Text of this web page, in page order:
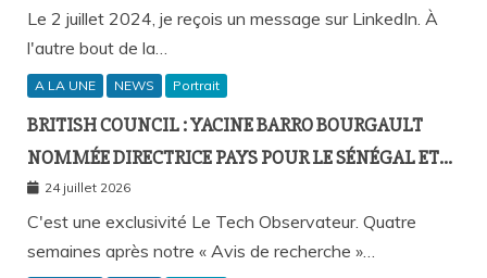
Le 2 juillet 2024, je reçois un message sur LinkedIn. À
l'autre bout de la…
A LA UNE NEWS Portrait
BRITISH COUNCIL : YACINE BARRO BOURGAULT
NOMMÉE DIRECTRICE PAYS POUR LE SÉNÉGAL ET
L’AFRIQUE FRANCOPHONE
24 juillet 2026
C'est une exclusivité Le Tech Observateur. Quatre
semaines après notre « Avis de recherche »…